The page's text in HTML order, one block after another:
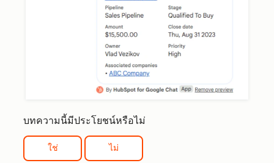
บทความนี้มีประโยชน์หรือไม่
ใช่ ไม่